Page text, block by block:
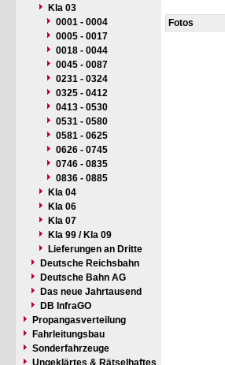
Kla 03
0001 - 0004
0005 - 0017
0018 - 0044
0045 - 0087
0231 - 0324
0325 - 0412
0413 - 0530
0531 - 0580
0581 - 0625
0626 - 0745
0746 - 0835
0836 - 0885
Kla 04
Kla 06
Kla 07
Kla 99 / Kla 09
Lieferungen an Dritte
Deutsche Reichsbahn
Deutsche Bahn AG
Das neue Jahrtausend
DB InfraGO
Propangasverteilung
Fahrleitungsbau
Sonderfahrzeuge
Ungeklärtes & Rätselhaftes
Fotos